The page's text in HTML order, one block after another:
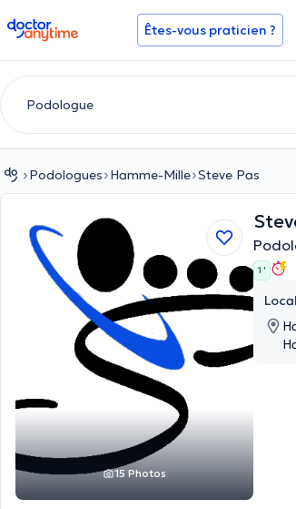
doctoranytime Êtes-vous praticien ?
Podologues Hamme-Mille Steve Pas
15 Photos
1 '